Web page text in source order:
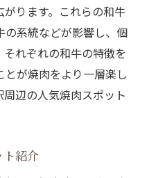
ります。これらの和牛
の系統などが影響し、個
れぞれの和牛の特徴を
が焼肉をより一層楽し
辺の人気焼肉スポット
紹介